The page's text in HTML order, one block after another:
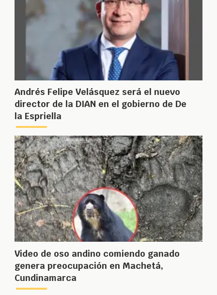
Andrés Felipe Velásquez será el nuevo
director de la DIAN en el gobierno de De
la Espriella
Video de oso andino comiendo ganado
genera preocupación en Machetá,
Cundinamarca